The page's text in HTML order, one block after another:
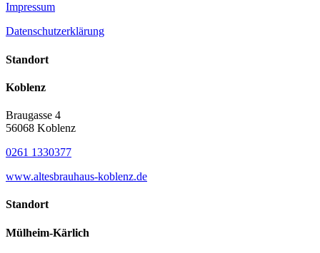
Impressum
Datenschutzerklärung
Standort
Koblenz
Braugasse 4
56068 Koblenz
0261 1330377
www.altesbrauhaus-koblenz.de
Standort
Mülheim-Kärlich